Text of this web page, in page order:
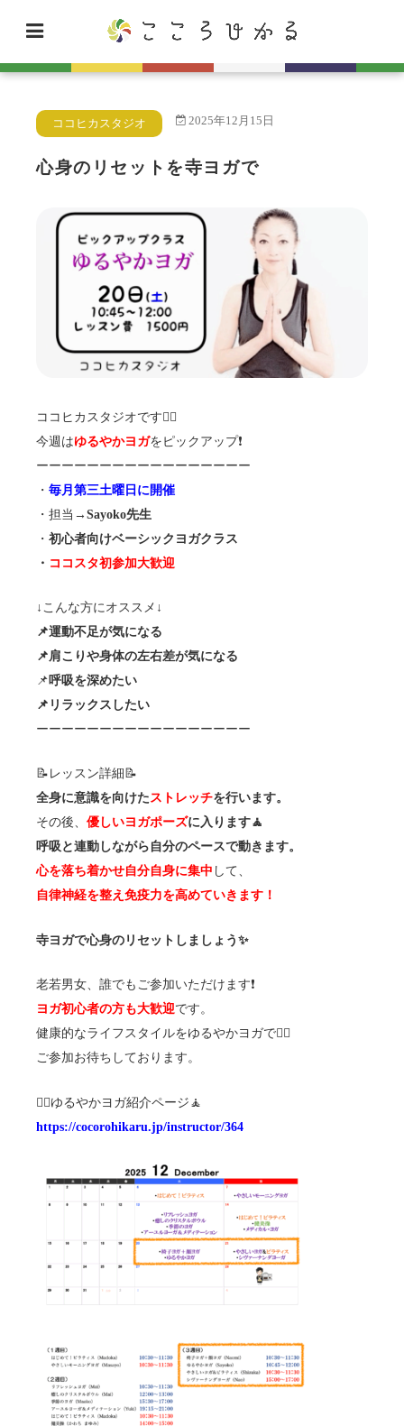
ココヒカスタジオ 2025年12月15日
心身のリセットを寺ヨガで
ココヒカスタジオです🧘‍♀️
今週はゆるやかヨガをピックアップ❗️
ーーーーーーーーーーーーーーーーー
・ 毎月第三土曜日に開催
・担当→ Sayoko先生
・ 初心者向けベーシックヨガクラス
・ ココスタ初参加大歓迎
↓こんな方にオススメ↓
📌運動不足が気になる
📌肩こりや身体の左右差が気になる
📌呼吸を深めたい
📌リラックスしたい
ーーーーーーーーーーーーーーーーー
📝レッスン詳細📝
全身に意識を向けたストレッチを行います。
その後、 優しいヨガポーズに入ります🧘
呼吸と連動しながら自分のペースで動きます。
心を落ち着かせ自分自身に集中 して、
自律神経を整え免疫力を高めていきます！
寺ヨガで心身のリセットしましょう✨
老若男女、誰でもご参加いただけます❗️
ヨガ初心者の方も大歓迎です。
健康的なライフスタイルをゆるやかヨガで🧘‍♀️
ご参加お待ちしております。
🧘‍♀️ゆるやかヨガ紹介ページ🧘
https://cocorohikaru.jp/instructor/364